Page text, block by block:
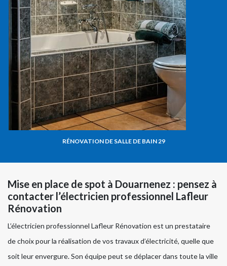
RÉNOVATION DE SALLE DE BAIN 29
Mise en place de spot à Douarnenez : pensez à
contacter l’électricien professionnel Lafleur
Rénovation
L’électricien professionnel Lafleur Rénovation est un prestataire
de choix pour la réalisation de vos travaux d’électricité, quelle que
soit leur envergure. Son équipe peut se déplacer dans toute la ville